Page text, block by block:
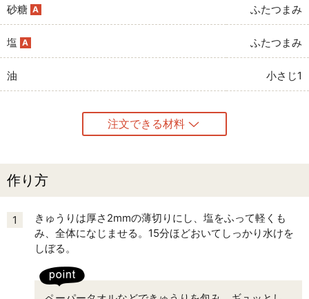
砂糖 A ふたつまみ
塩 A ふたつまみ
油 小さじ1
注文できる材料
作り方
1
きゅうりは厚さ2mmの薄切りにし、塩をふって軽くも
み、全体になじませる。15分ほどおいてしっかり水けを
しぼる。